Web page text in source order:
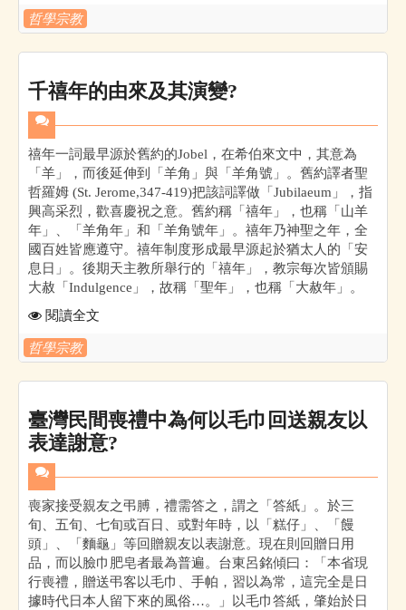
哲學宗教
千禧年的由來及其演變?
禧年一詞最早源於舊約的Jobel，在希伯來文中，其意為
「羊」，而後延伸到「羊角」與「羊角號」。舊約譯者聖
哲羅姆 (St. Jerome,347-419)把該詞譯做「Jubilaeum」，指
興高采烈，歡喜慶祝之意。舊約稱「禧年」，也稱「山羊
年」、「羊角年」和「羊角號年」。禧年乃神聖之年，全
國百姓皆應遵守。禧年制度形成最早源起於猶太人的「安
息日」。後期天主教所舉行的「禧年」，教宗每次皆頒賜
大赦「Indulgence」，故稱「聖年」，也稱「大赦年」。
閱讀全文
哲學宗教
臺灣民間喪禮中為何以毛巾回送親友以
表達謝意?
喪家接受親友之弔膊，禮需答之，謂之「答紙」。於三
旬、五旬、七旬或百日、或對年時，以「糕仔」、「饅
頭」、「麵龜」等回贈親友以表謝意。現在則回贈日用
品，而以臉巾肥皂者最為普遍。台東呂銘傾曰：「本省現
行喪禮，贈送弔客以毛巾、手帕，習以為常，這完全是日
據時代日本人留下來的風俗…。」以毛巾答紙，肇始於日